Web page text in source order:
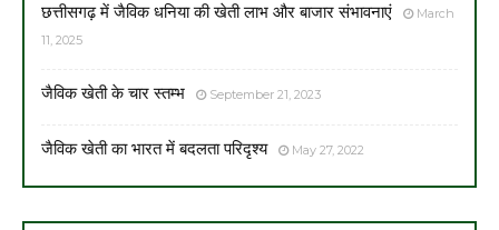
छत्तीसगढ़ में जैविक धनिया की खेती लाभ और बाजार संभावनाएं
March
11, 2025
जैविक खेती के चार स्तम्भ September 21, 2023
जैविक खेती का भारत में बदलता परिदृश्य May 27, 2022